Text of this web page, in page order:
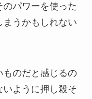
パワーを使った
まうかもしれない
ものだと感じるの
ように押し殺そ